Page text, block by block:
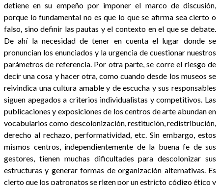
detiene en su empeño por imponer el marco de discusión,
porque lo fundamental no es que lo que se afirma sea cierto o
falso, sino definir las pautas y el contexto en el que se debate.
De ahí la necesidad de tener en cuenta el lugar donde se
pronuncian los enunciados y la urgencia de cuestionar nuestros
parámetros de referencia. Por otra parte, se corre el riesgo de
decir una cosa y hacer otra, como cuando desde los museos se
reivindica una cultura amable y de escucha y sus responsables
siguen apegados a criterios individualistas y competitivos. Las
publicaciones y exposiciones de los centros de arte abundan en
vocabularios como descolonización, restitución, redistribución,
derecho al rechazo, performatividad, etc. Sin embargo, estos
mismos centros, independientemente de la buena fe de sus
gestores, tienen muchas dificultades para descolonizar sus
estructuras y generar formas de organización alternativas. Es
cierto que los patronatos se rigen por un estricto código ético y